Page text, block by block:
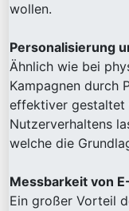
wollen.
Personalisierung
Ähnlich wie bei
Kampagnen durch
effektiver gestaltet
Nutzerverhaltens
welche die
Messbarkeit von
Ein großer Vorteil